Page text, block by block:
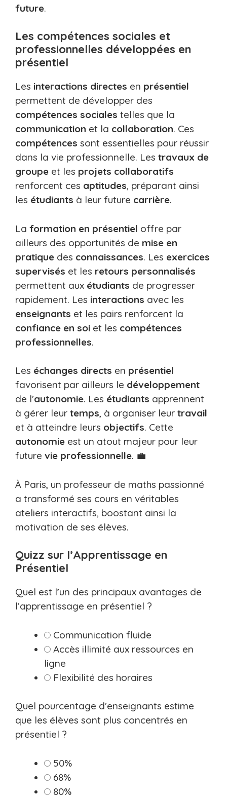
future.
Les compétences sociales et
professionnelles développées en
présentiel
Les interactions directes en présentiel
permettent de développer des
compétences sociales telles que la
communication et la collaboration. Ces
compétences sont essentielles pour réussir
dans la vie professionnelle. Les travaux de
groupe et les projets collaboratifs
renforcent ces aptitudes, préparant ainsi
les étudiants à leur future carrière.
La formation en présentiel offre par
ailleurs des opportunités de mise en
pratique des connaissances. Les exercices
supervisés et les retours personnalisés
permettent aux étudiants de progresser
rapidement. Les interactions avec les
enseignants et les pairs renforcent la
confiance en soi et les compétences
professionnelles.
Les échanges directs en présentiel
favorisent par ailleurs le développement
de l’autonomie. Les étudiants apprennent
à gérer leur temps, à organiser leur travail
et à atteindre leurs objectifs. Cette
autonomie est un atout majeur pour leur
future vie professionnelle. 💼
À Paris, un professeur de maths passionné
a transformé ses cours en véritables
ateliers interactifs, boostant ainsi la
motivation de ses élèves.
Quizz sur l’Apprentissage en
Présentiel
Quel est l’un des principaux avantages de
l’apprentissage en présentiel ?
Communication fluide
Accès illimité aux ressources en
ligne
Flexibilité des horaires
Quel pourcentage d’enseignants estime
que les élèves sont plus concentrés en
présentiel ?
50%
68%
80%